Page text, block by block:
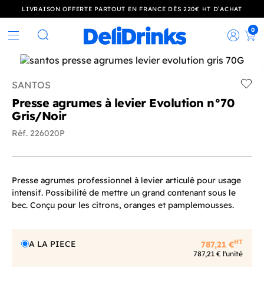
LIVRAISON OFFERTE PARTOUT EN FRANCE DÈS 220€ HT D’ACHAT
Rechercher
0
SANTOS
Presse agrumes à levier Evolution n°70
Gris/Noir
Réf. 226020P
Presse agrumes professionnel à levier articulé pour usage
intensif. Possibilité de mettre un grand contenant sous le
bec. Conçu pour les citrons, oranges et pamplemousses.
A LA PIECE 787,21 €HT
787,21 € l'unité